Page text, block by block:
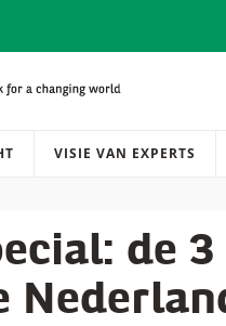
VISIE VAN EXPERTS
de